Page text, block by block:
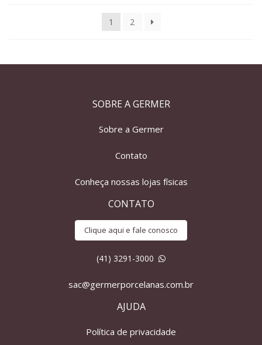
1 2
SOBRE A GERMER
Sobre a Germer
Contato
Conheça nossas lojas físicas
CONTATO
Clique aqui e fale conosco
(41) 3291-3000
sac@germerporcelanas.com.br
AJUDA
Política de privacidade